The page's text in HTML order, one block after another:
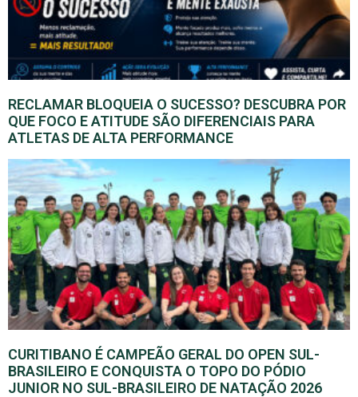
RECLAMAR BLOQUEIA O SUCESSO? DESCUBRA POR
QUE FOCO E ATITUDE SÃO DIFERENCIAIS PARA
ATLETAS DE ALTA PERFORMANCE
CURITIBANO É CAMPEÃO GERAL DO OPEN SUL-
BRASILEIRO E CONQUISTA O TOPO DO PÓDIO
JUNIOR NO SUL-BRASILEIRO DE NATAÇÃO 2026